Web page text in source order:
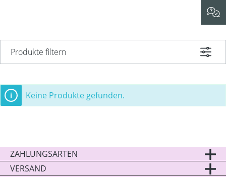
Produkte filtern
Keine Produkte gefunden.
ZAHLUNGSARTEN
VERSAND